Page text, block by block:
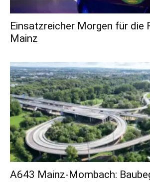
Einsatzreicher Morgen für die
Mainz
A643 Mainz-Mombach: